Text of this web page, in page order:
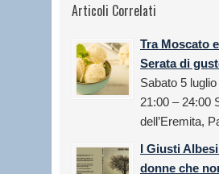
Articoli Correlati
Tra Moscato
Serata di
Sabato 5
21:00 – 24:00
dell’Eremita,
I Giusti
donne che